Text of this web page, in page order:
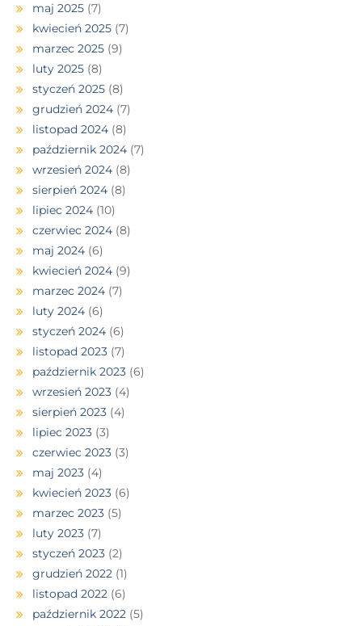
maj 2025 (7)
kwiecień 2025 (7)
marzec 2025 (9)
luty 2025 (8)
styczeń 2025 (8)
grudzień 2024 (7)
listopad 2024 (8)
październik 2024 (7)
wrzesień 2024 (8)
sierpień 2024 (8)
lipiec 2024 (10)
czerwiec 2024 (8)
maj 2024 (6)
kwiecień 2024 (9)
marzec 2024 (7)
luty 2024 (6)
styczeń 2024 (6)
listopad 2023 (7)
październik 2023 (6)
wrzesień 2023 (4)
sierpień 2023 (4)
lipiec 2023 (3)
czerwiec 2023 (3)
maj 2023 (4)
kwiecień 2023 (6)
marzec 2023 (5)
luty 2023 (7)
styczeń 2023 (2)
grudzień 2022 (1)
listopad 2022 (6)
październik 2022 (5)